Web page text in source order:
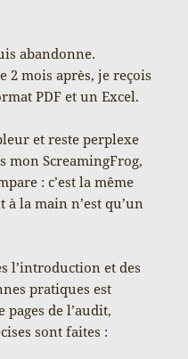
abandonne.
2 mois après, je reçois
PDF et un Excel.
et reste perplexe
mon ScreamingFrog,
: c’est la même
la main n’est qu’un
l’introduction et des
pratiques est
de l’audit,
sont faites :